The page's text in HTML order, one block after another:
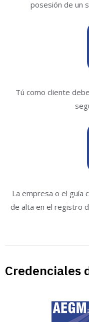
posesión de un
Tú como cliente
La empresa o el guía
de alta en el registro
Credenciales